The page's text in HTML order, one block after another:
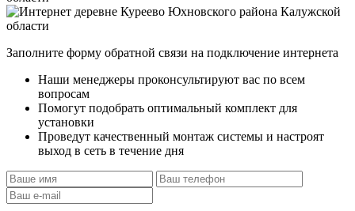
Заполните форму обратной связи на подключение интернета
Наши менеджеры проконсультируют вас по всем
вопросам
Помогут подобрать оптимальный комплект для
установки
Проведут качественный монтаж системы и настроят
выход в сеть в течение дня